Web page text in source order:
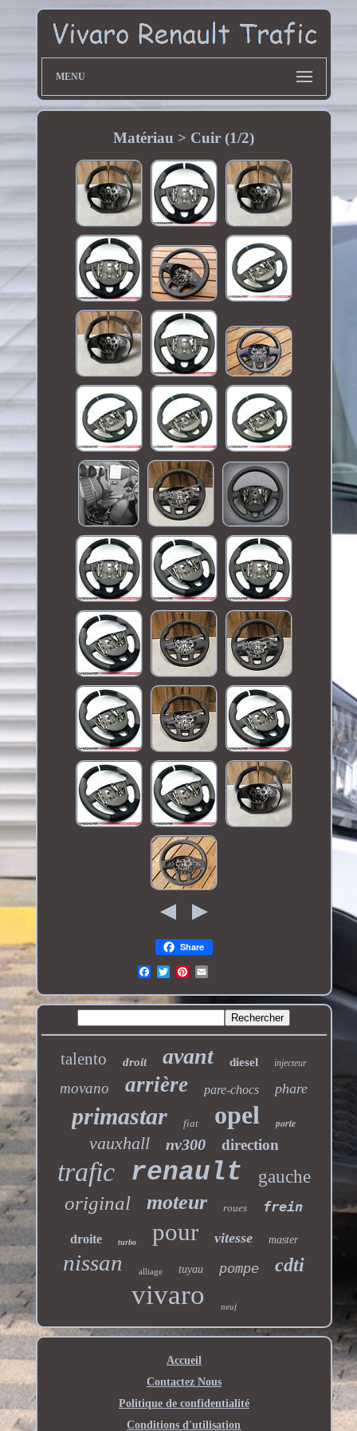
MENU
Matériau > Cuir (1/2)
Share
talento droit avant diesel injecteur
movano arrière pare-chocs phare
primastar fiat opel porte
vauxhall nv300 direction
trafic renault gauche
original moteur roues frein
droite turbo pour vitesse master
nissan alliage tuyau pompe cdti
vivaro neuf
Accueil
Contactez Nous
Politique de confidentialité
Conditions d'utilisation